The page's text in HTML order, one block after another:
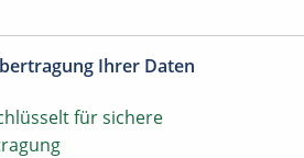
Ihrer Daten
für sichere